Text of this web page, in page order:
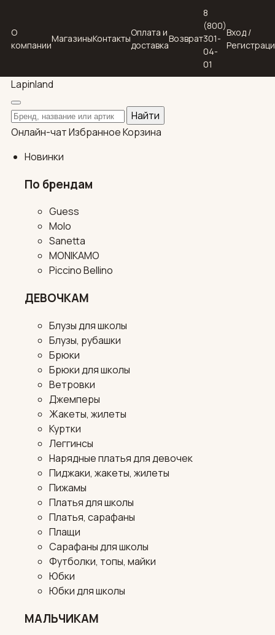
О
компании
МагазиныКонтакты
Оплата и
доставка
Возврат
8
(800)
301-
04-
01
Вход /
Lapinland
Поиск по каталогу
Найти
Онлайн-чатИзбранноеКорзина
Новинки
По брендам
Guess
Molo
Sanetta
MONIKAMO
Piccino Bellino
ДЕВОЧКАМ
Блузы для школы
Блузы, рубашки
Брюки
Брюки для школы
Ветровки
Джемперы
Жакеты, жилеты
Куртки
Леггинсы
Нарядные платья для девочек
Пиджаки, жакеты, жилеты
Пижамы
Платья для школы
Платья, сарафаны
Плащи
Сарафаны для школы
Футболки, топы, майки
Юбки
Юбки для школы
МАЛЬЧИКАМ